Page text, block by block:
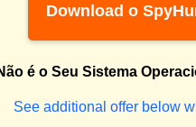
Download o
é o Seu Sistema
See additional offer below